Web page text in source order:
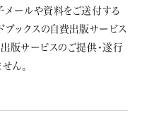
メールや資料をご送付する
ブックスの自費出版サービス
版サービスのご提供・遂行
ん。